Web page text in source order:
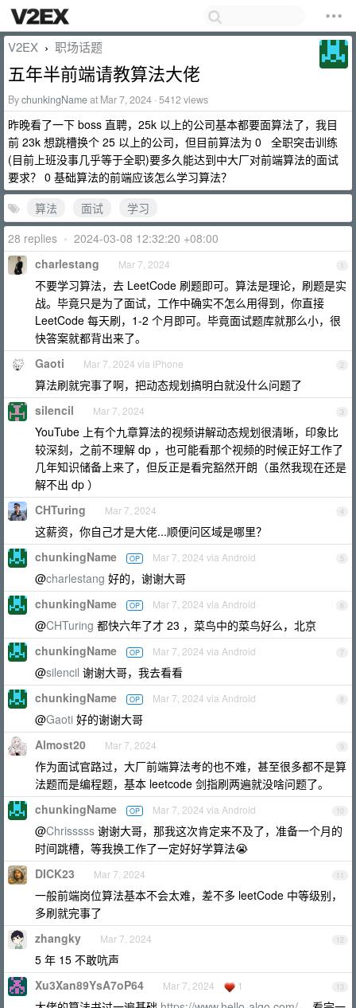
V2EX › 职场话题
五年半前端请教算法大佬
BychunkingNameat Mar 7, 2024 · 5412 views
昨晚看了一下 boss 直聘，25k 以上的公司基本都要面算法了，我目
前 23k 想跳槽换个 25 以上的公司，但目前算法为 0 全职突击训练
(目前上班没事几乎等于全职)要多久能达到中大厂对前端算法的面试
要求？ 0 基础算法的前端应该怎么学习算法？
算法
面试
学习
28 replies • 2024-03-08 12:32:20 +08:00
1
charlestang Mar 7, 2024
不要学习算法，去 LeetCode 刷题即可。算法是理论，刷题是实
战。毕竟只是为了面试，工作中确实不怎么用得到，你直接
LeetCode 每天刷，1-2 个月即可。毕竟面试题库就那么小，很
快答案就都背出来了。
2
Gaoti Mar 7, 2024 via iPhone
算法刷就完事了啊，把动态规划搞明白就没什么问题了
3
silencil Mar 7, 2024
YouTube 上有个九章算法的视频讲解动态规划很清晰，印象比
较深刻，之前不理解 dp ，也可能看那个视频的时候正好工作了
几年知识储备上来了，但反正是看完豁然开朗（虽然我现在还是
解不出 dp ）
4
CHTuring Mar 7, 2024
这薪资，你自己才是大佬...顺便问区域是哪里？
5
chunkingName OP Mar 7, 2024 via Android
@charlestang 好的，谢谢大哥
6
chunkingName OP Mar 7, 2024 via Android
@CHTuring 都快六年了才 23 ，菜鸟中的菜鸟好么，北京
7
chunkingName OP Mar 7, 2024 via Android
@silencil 谢谢大哥，我去看看
8
chunkingName OP Mar 7, 2024 via Android
@Gaoti 好的谢谢大哥
9
Almost20 Mar 7, 2024
作为面试官路过，大厂前端算法考的也不难，甚至很多都不是算
法题而是编程题，基本 leetcode 剑指刷两遍就没啥问题了。
10
chunkingName OP Mar 7, 2024 via Android
@Chrisssss 谢谢大哥，那我这次肯定来不及了，准备一个月的
时间跳槽，等我换工作了一定好好学算法😭
11
DICK23 Mar 7, 2024
一般前端岗位算法基本不会太难，差不多 leetCode 中等级别，
多刷就完事了
12
zhangky Mar 7, 2024
5 年 15 不敢吭声
13
Xu3Xan89YsA7oP64 Mar 7, 2024 1